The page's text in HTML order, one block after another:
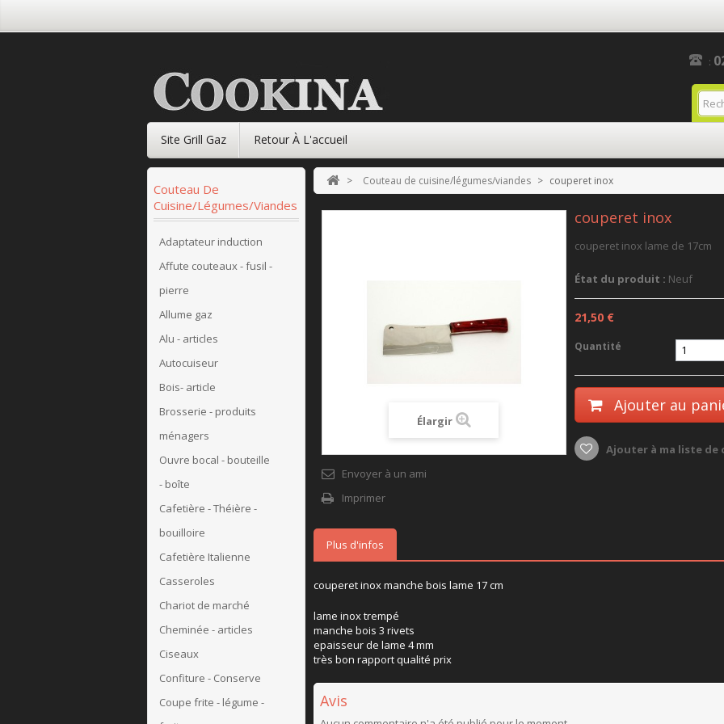
:
Site Grill Gaz Retour À L'accueil
Couteau De
Cuisine/légumes/viandes
Adaptateur induction
Affute couteaux - fusil -
pierre
Allume gaz
Alu - articles
Autocuiseur
Bois- article
Brosserie - produits
ménagers
Ouvre bocal - bouteille
- boîte
Cafetière - Théière -
bouilloire
Cafetière Italienne
Casseroles
Chariot de marché
Cheminée - articles
Ciseaux
Confiture - Conserve
Coupe frite - légume -
> Couteau de cuisine/légumes/viandes > couperet inox
Élargir
Envoyer à un ami
Imprimer
couperet inox
couperet inox lame de 17cm
État du produit : Neuf
21,50 €
Quantité
Ajouter au
Ajouter à ma liste de
Plus d'infos
couperet inox manche bois lame 17 cm
lame inox trempé
manche bois 3 rivets
epaisseur de lame 4 mm
très bon rapport qualité prix
Avis